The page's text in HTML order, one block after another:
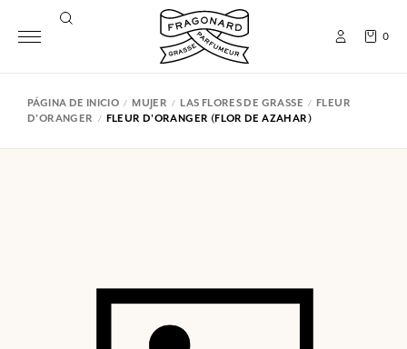
0
PÁGINA DE INICIO MUJER LAS FLORES DE GRASSE
FLEUR
D'ORANGER
FLEUR D'ORANGER (FLOR DE AZAHAR)